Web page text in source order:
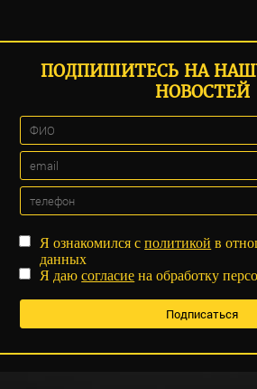
ПОДПИШИТЕСЬ НА
НОВОСТЕЙ
Я ознакомился сполитикой в
данных
Я даюсогласие на обработку